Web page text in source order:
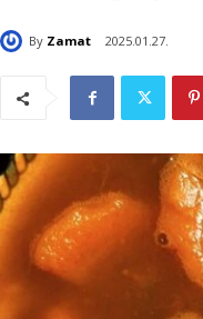
By Zamat 2025.01.27.